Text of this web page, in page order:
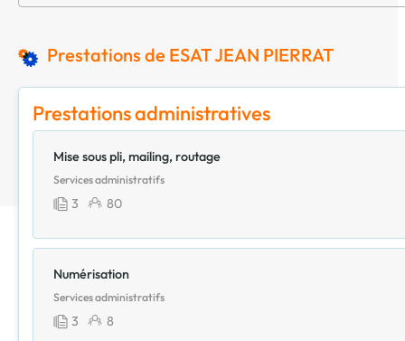
Prestations de ESAT JEAN PIERRAT
Prestations administratives
Mise sous pli, mailing, routage
Services administratifs
3 80
Numérisation
Services administratifs
3 8